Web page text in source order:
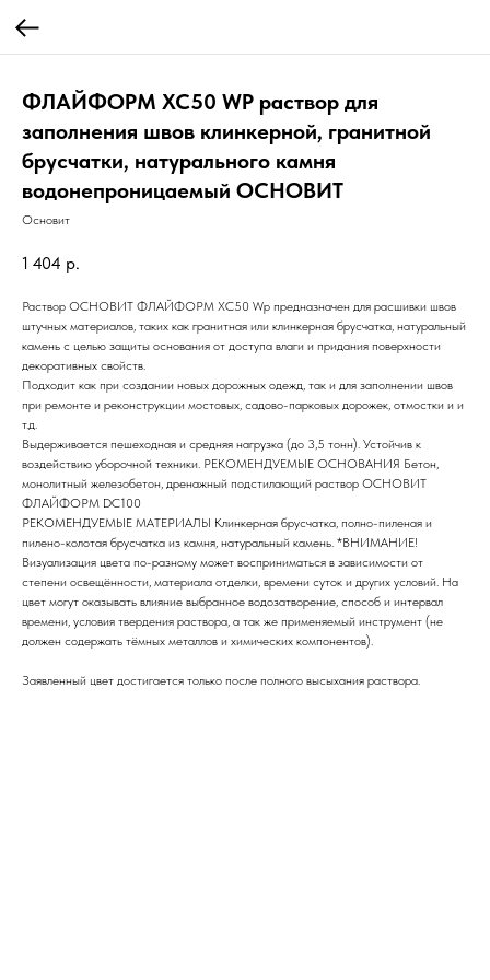
ФЛАЙФОРМ XC50 WP раствор для
заполнения швов клинкерной, гранитной
брусчатки, натурального камня
водонепроницаемый ОСНОВИТ
Основит
1 404 р.
Раствор ОСНОВИТ ФЛАЙФОРМ XC50 Wp предназначен для расшивки швов
штучных материалов, таких как гранитная или клинкерная брусчатка, натуральный
камень с целью защиты основания от доступа влаги и придания поверхности
декоративных свойств.
Подходит как при создании новых дорожных одежд, так и для заполнении швов
при ремонте и реконструкции мостовых, садово-парковых дорожек, отмостки и и
т.д.
Выдерживается пешеходная и средняя нагрузка (до 3,5 тонн). Устойчив к
воздействию уборочной техники. РЕКОМЕНДУЕМЫЕ ОСНОВАНИЯ Бетон,
монолитный железобетон, дренажный подстилающий раствор ОСНОВИТ
ФЛАЙФОРМ DC100
РЕКОМЕНДУЕМЫЕ МАТЕРИАЛЫ Клинкерная брусчатка, полно-пиленая и
пилено-колотая брусчатка из камня, натуральный камень. *ВНИМАНИЕ!
Визуализация цвета по-разному может восприниматься в зависимости от
степени освещённости, материала отделки, времени суток и других условий. На
цвет могут оказывать влияние выбранное водозатворение, способ и интервал
времени, условия твердения раствора, а так же применяемый инструмент (не
должен содержать тёмных металлов и химических компонентов).
Заявленный цвет достигается только после полного высыхания раствора.